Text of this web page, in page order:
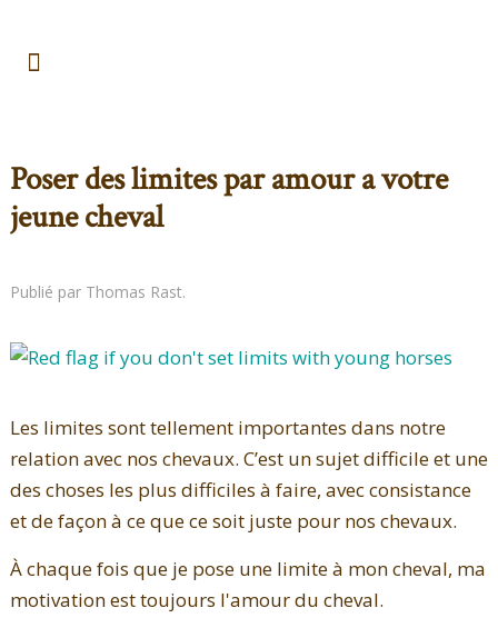
Poser des limites par amour a votre
jeune cheval
Publié par Thomas Rast.
Les limites sont tellement importantes dans notre
relation avec nos chevaux. C’est un sujet difficile et une
des choses les plus difficiles à faire, avec consistance
et de façon à ce que ce soit juste pour nos chevaux.
À chaque fois que je pose une limite à mon cheval, ma
motivation est toujours l'amour du cheval.